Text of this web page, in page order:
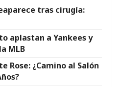
tras cirugía:
aplastan a Yankees y
MLB
Rose: ¿Camino al Salón